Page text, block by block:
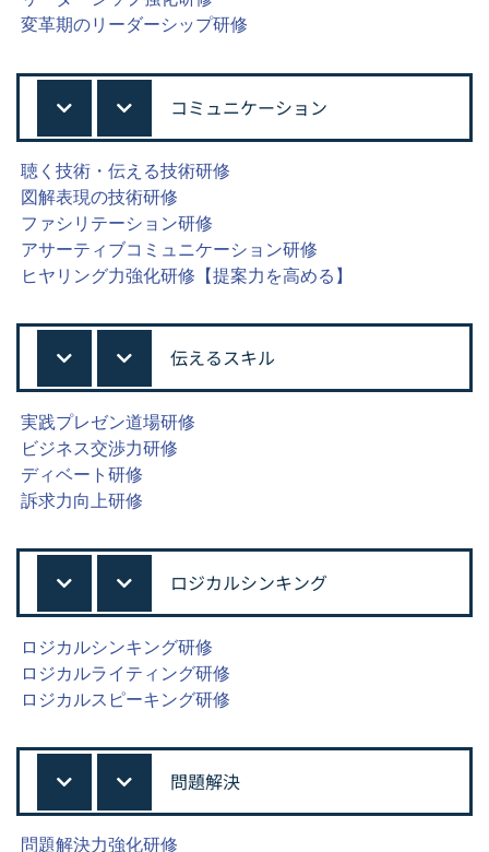
変革期のリーダーシップ研修
コミュニケーション
聴く技術・伝える技術研修
図解表現の技術研修
ファシリテーション研修
アサーティブコミュニケーション研修
ヒヤリング力強化研修【提案力を高める】
伝えるスキル
実践プレゼン道場研修
ビジネス交渉力研修
ディベート研修
訴求力向上研修
ロジカルシンキング
ロジカルシンキング研修
ロジカルライティング研修
ロジカルスピーキング研修
問題解決
問題解決力強化研修